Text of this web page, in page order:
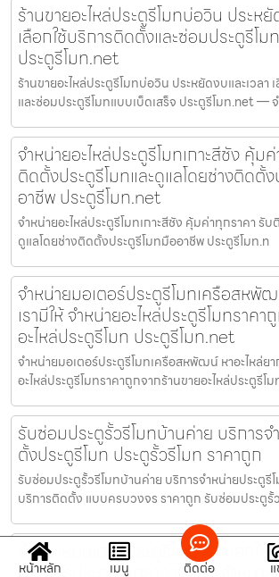
ร้านขายอะไหล่ประตูรีโมทบ่อวิน ประหยั
เลือกใช้บริการติดตั้งและซ่อมประตูรีโม
ประตูรีโมท.net
ร้านขายอะไหล่ประตูรีโมทบ่อวิน ประหยัดงบและเวลา
และซ่อมประตูรีโมทแบบเบ็ดเสร็จ ประตูรีโมท.net —
จำหน่ายอะไหล่ประตูรีโมทเกาะสีชัง คุ้ม
ติดตั้งประตูรีโมทและดูแลโดยช่างติดตั้
อาชีพ ประตูรีโมท.net
จำหน่ายอะไหล่ประตูรีโมทเกาะสีชัง คุ้มค่าทุกราคา รั
ดูแลโดยช่างติดตั้งประตูรีโมทมืออาชีพ ประตูรีโมท.n
จำหน่ายมอเตอร์ประตูรีโมทเครือสหพั
เรามีให้ จำหน่ายอะไหล่ประตูรีโมทราค
อะไหล่ประตูรีโมท ประตูรีโมท.net
จำหน่ายมอเตอร์ประตูรีโมทเครือสหพัฒน์ หาอะไหล่ยา
อะไหล่ประตูรีโมทราคาถูกจากร้านขายอะไหล่ประตูรีโ
รับซ่อมประตูรั้วรีโมทบ้านค่าย บริการจ
ตั้งประตูรีโมท ประตูรั้วรีโมท ราคาถูก
รับซ่อมประตูรั้วรีโมทบ้านค่าย บริการจำหน่ายประตูรี
บริการติดตั้ง แบบครบวงจร ราคาถูก รับซ่อมประตูรั้
จำหน่ายมอเตอร์ประตูรีโมทบางกอกให
หน้าหลัก เมนู ติดต่อ